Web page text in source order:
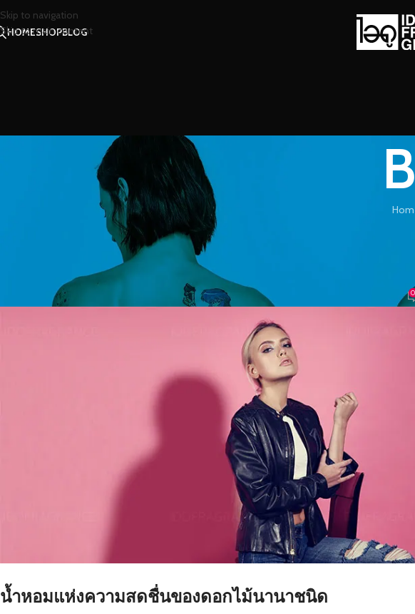
Skip to navigation
Skip to main content
HOMESHOPBLOG
สร้างความหอมให้คุณเป็นสาวสะพรั่งในวันที่สด
Posted by On 20/08/2018 0
น้ำหอมแห่งความสดชื่นของดอกไม้นานาชนิด